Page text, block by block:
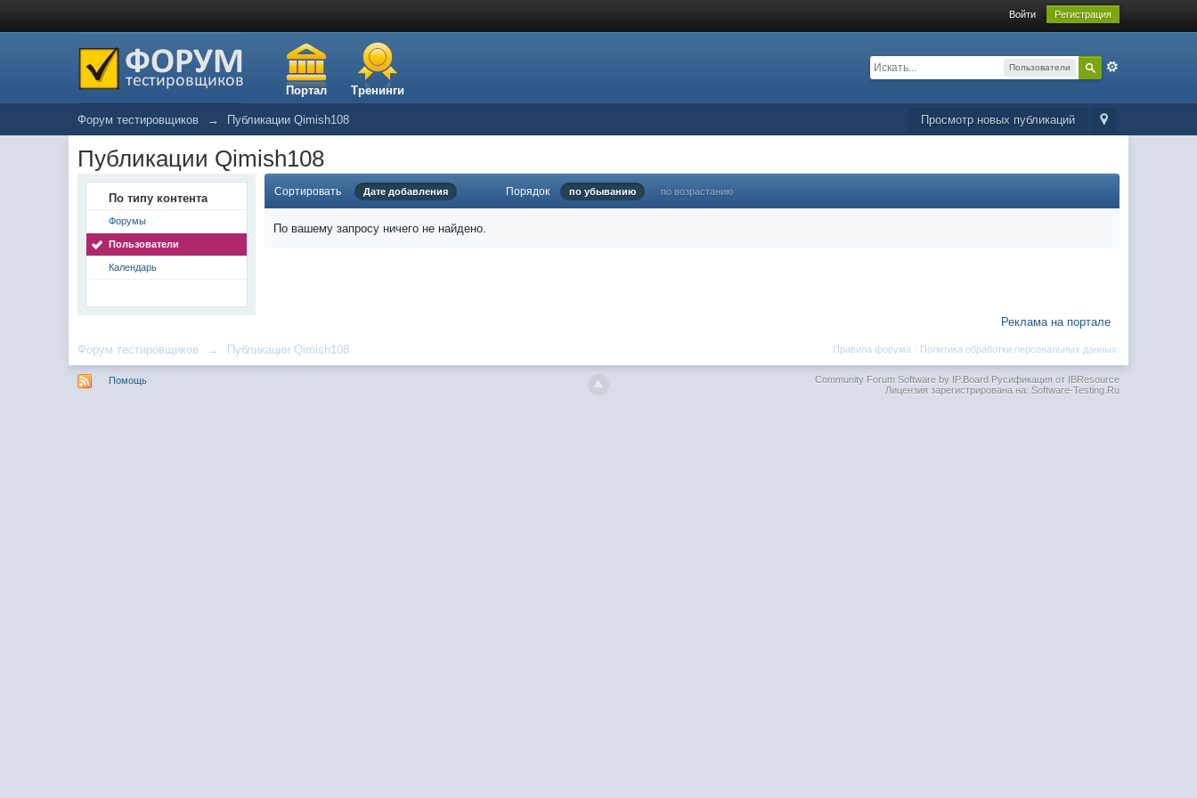
Войти Регистрация
Портал Тренинги
Пользователи
Просмотр новых публикаций
Форум тестировщиков → Публикации Qimish108
Публикации Qimish108
По типу контента
Форумы
Пользователи
Календарь
Сортировать Дате добавления Порядок по убыванию по возрастанию
По вашему запросу ничего не найдено.
Реклама на портале
Форум тестировщиков → Публикации Qimish108 Политика обработки персональных данных
Правила форума ·
Помощь Community Forum Software by IP.BoardРусификация от IBResource
Лицензия зарегистрирована на: Software-Testing.Ru